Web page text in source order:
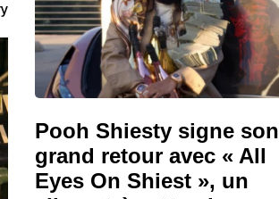
Pooh Shiesty signe son
grand retour avec « All
Eyes On Shiest », un